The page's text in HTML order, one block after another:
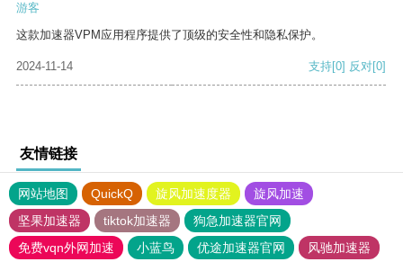
游客
这款加速器VPM应用程序提供了顶级的安全性和隐私保护。
2024-11-14 支持[0] 反对[0]
友情链接
网站地图 QuickQ 旋风加速度器
旋风加速
坚果加速器
tiktok加速器
狗急加速器官网
免费vqn外网加速
小蓝鸟 优途加速器官网 风驰加速器